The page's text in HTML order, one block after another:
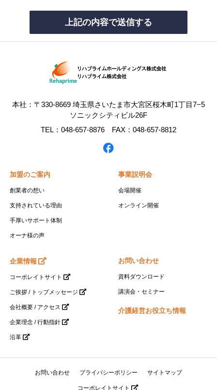
本社：〒330-8669 埼玉県さいたま市大宮区桜木町1丁目7−5
ソニックシティビル26F
TEL：048-657-8876 FAX：048-657-8812
加盟のご案内
創業者の想い
支持されている理由
手厚いサポート体制
オーナ様の声
事業説明会
会場開催
オンライン開催
企業情報
コーポレイトサイト
ご挨拶 / トップメッセージ
会社概要 / アクセス
企業理念 / 行動指針
沿革
お問い合わせ
資料ダウンロード
講演会・セミナー
介護経営お役立ち情報
お問い合わせ プライバシーポリシー サイトマップ
コーポレイトサイト